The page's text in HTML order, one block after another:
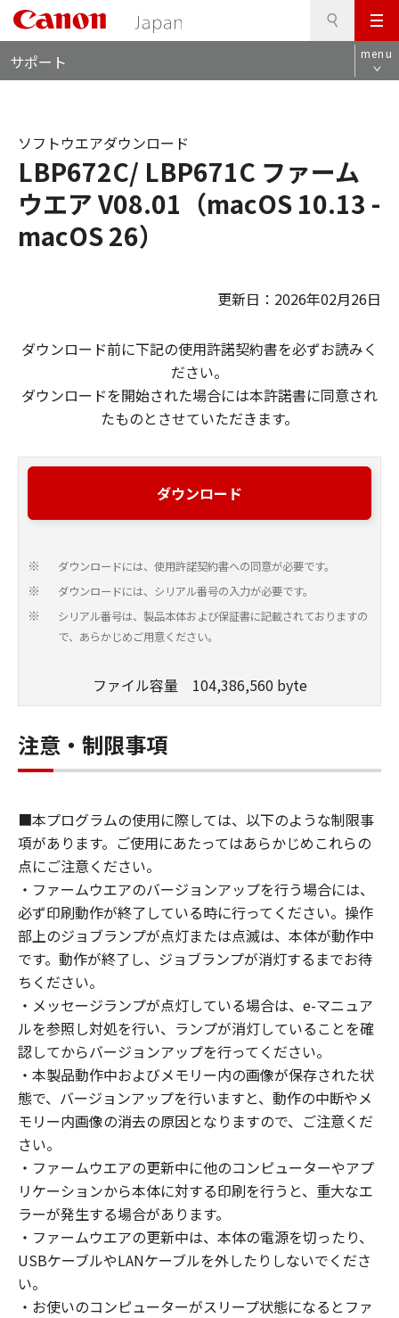
メ
ニ
ュ
サポート menu
LBP672C/ LBP671C ファーム
ウエア V08.01（macOS 10.13 -
macOS 26）
ソフトウエアダウンロード
更新日：2026年02月26日
ダウンロード前に下記の使用許諾契約書を必ずお読みく
ださい。
ダウンロードを開始された場合には本許諾書に同意され
たものとさせていただきます。
ダウンロード
※ ダウンロードには、使用許諾契約書への同意が必要です。
※ ダウンロードには、シリアル番号の入力が必要です。
※
シリアル番号は、製品本体および保証書に記載されておりますの
で、あらかじめご用意ください。
ファイル容量 104,386,560 byte
注意・制限事項
■本プログラムの使用に際しては、以下のような制限事
項があります。ご使用にあたってはあらかじめこれらの
点にご注意ください。
・ファームウエアのバージョンアップを行う場合には、
必ず印刷動作が終了している時に行ってください。操作
部上のジョブランプが点灯または点滅は、本体が動作中
です。動作が終了し、ジョブランプが消灯するまでお待
ちください。
・メッセージランプが点灯している場合は、e-マニュア
ルを参照し対処を行い、ランプが消灯していることを確
認してからバージョンアップを行ってください。
・本製品動作中およびメモリー内の画像が保存された状
態で、バージョンアップを行いますと、動作の中断やメ
モリー内画像の消去の原因となりますので、ご注意くだ
さい。
・ファームウエアの更新中に他のコンピューターやアプ
リケーションから本体に対する印刷を行うと、重大なエ
ラーが発生する場合があります。
・ファームウエアの更新中は、本体の電源を切ったり、
USBケーブルやLANケーブルを外したりしないでくださ
い。
・お使いのコンピューターがスリープ状態になるとファ